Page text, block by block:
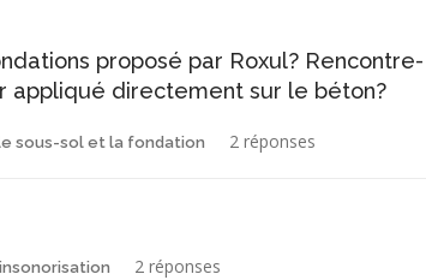
proposé par Roxul? Rencontre-
appliqué directement sur le béton?
sous-sol et la fondation 2 réponses
2 réponses